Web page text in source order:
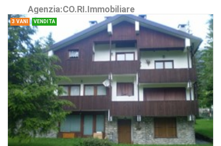
Agenzia:CO.RI.Immobiliare
3 VANI VENDITA